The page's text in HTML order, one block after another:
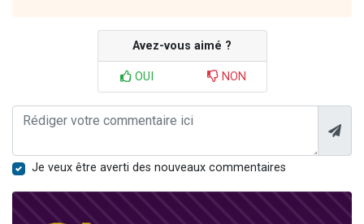
Avez-vous aimé ?
OUI NON
Je veux être averti des nouveaux commentaires